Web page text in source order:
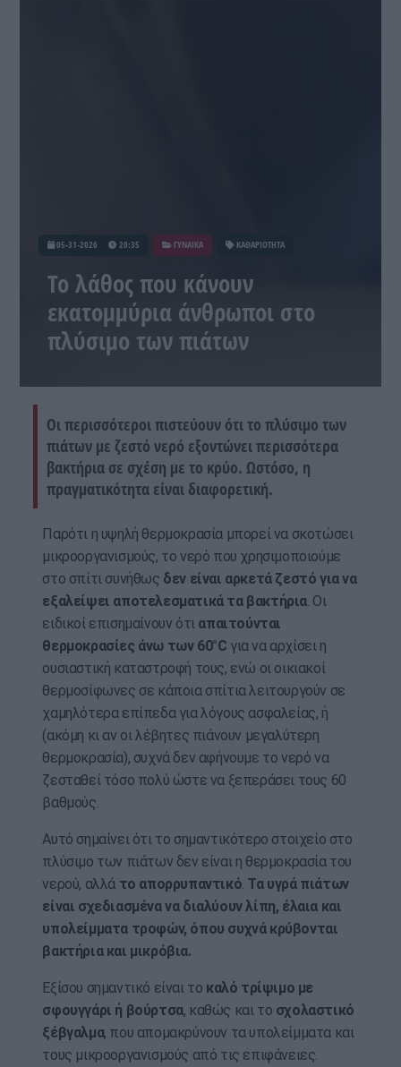
05-31-2026 20:35 ΓΥΝΑΙΚΑ ΚΑΘΑΡΙΟΤΗΤΑ
Το λάθος που κάνουν
εκατομμύρια άνθρωποι στο
πλύσιμο των πιάτων
Οι περισσότεροι πιστεύουν ότι το πλύσιμο των
πιάτων με ζεστό νερό εξοντώνει περισσότερα
βακτήρια σε σχέση με το κρύο. Ωστόσο, η
πραγματικότητα είναι διαφορετική.
Παρότι η υψηλή θερμοκρασία μπορεί να σκοτώσει
μικροοργανισμούς, το νερό που χρησιμοποιούμε
στο σπίτι συνήθως δεν είναι αρκετά ζεστό για να
εξαλείψει αποτελεσματικά τα βακτήρια. Οι
ειδικοί επισημαίνουν ότι απαιτούνται
θερμοκρασίες άνω των 60°C για να αρχίσει η
ουσιαστική καταστροφή τους, ενώ οι οικιακοί
θερμοσίφωνες σε κάποια σπίτια λειτουργούν σε
χαμηλότερα επίπεδα για λόγους ασφαλείας, ή
(ακόμη κι αν οι λέβητες πιάνουν μεγαλύτερη
θερμοκρασία), συχνά δεν αφήνουμε το νερό να
ζεσταθεί τόσο πολύ ώστε να ξεπεράσει τους 60
βαθμούς.
Αυτό σημαίνει ότι το σημαντικότερο στοιχείο στο
πλύσιμο των πιάτων δεν είναι η θερμοκρασία του
νερού, αλλά το απορρυπαντικό. Τα υγρά πιάτων
είναι σχεδιασμένα να διαλύουν λίπη, έλαια και
υπολείμματα τροφών, όπου συχνά κρύβονται
βακτήρια και μικρόβια.
Εξίσου σημαντικό είναι το καλό τρίψιμο με
σφουγγάρι ή βούρτσα, καθώς και το σχολαστικό
ξέβγαλμα, που απομακρύνουν τα υπολείμματα και
τους μικροοργανισμούς από τις επιφάνειες.